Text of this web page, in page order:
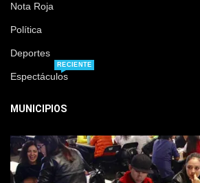
Nota Roja
Política
Deportes
Espectáculos
RECIENTE
MUNICIPIOS